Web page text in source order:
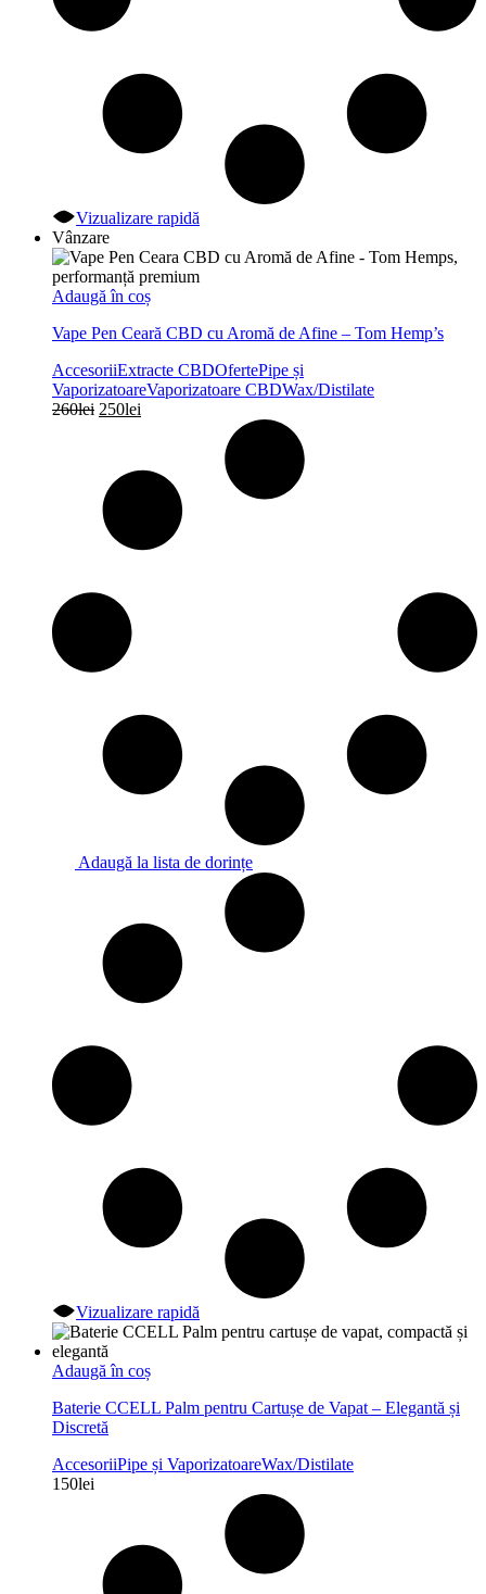
Vizualizare rapidă
Vânzare
Adaugă în coș
Vape Pen Ceară CBD cu Aromă de Afine – Tom Hemp’s
AccesoriiExtracte CBDOfertePipe și
VaporizatoareVaporizatoare CBDWax/Distilate
260lei Prețul
260lei.
250lei
250lei.
Adaugă la lista de dorințe
Vizualizare rapidă
Adaugă în coș
Baterie CCELL Palm pentru Cartușe de Vapat – Elegantă și
Discretă
AccesoriiPipe și VaporizatoareWax/Distilate
150lei